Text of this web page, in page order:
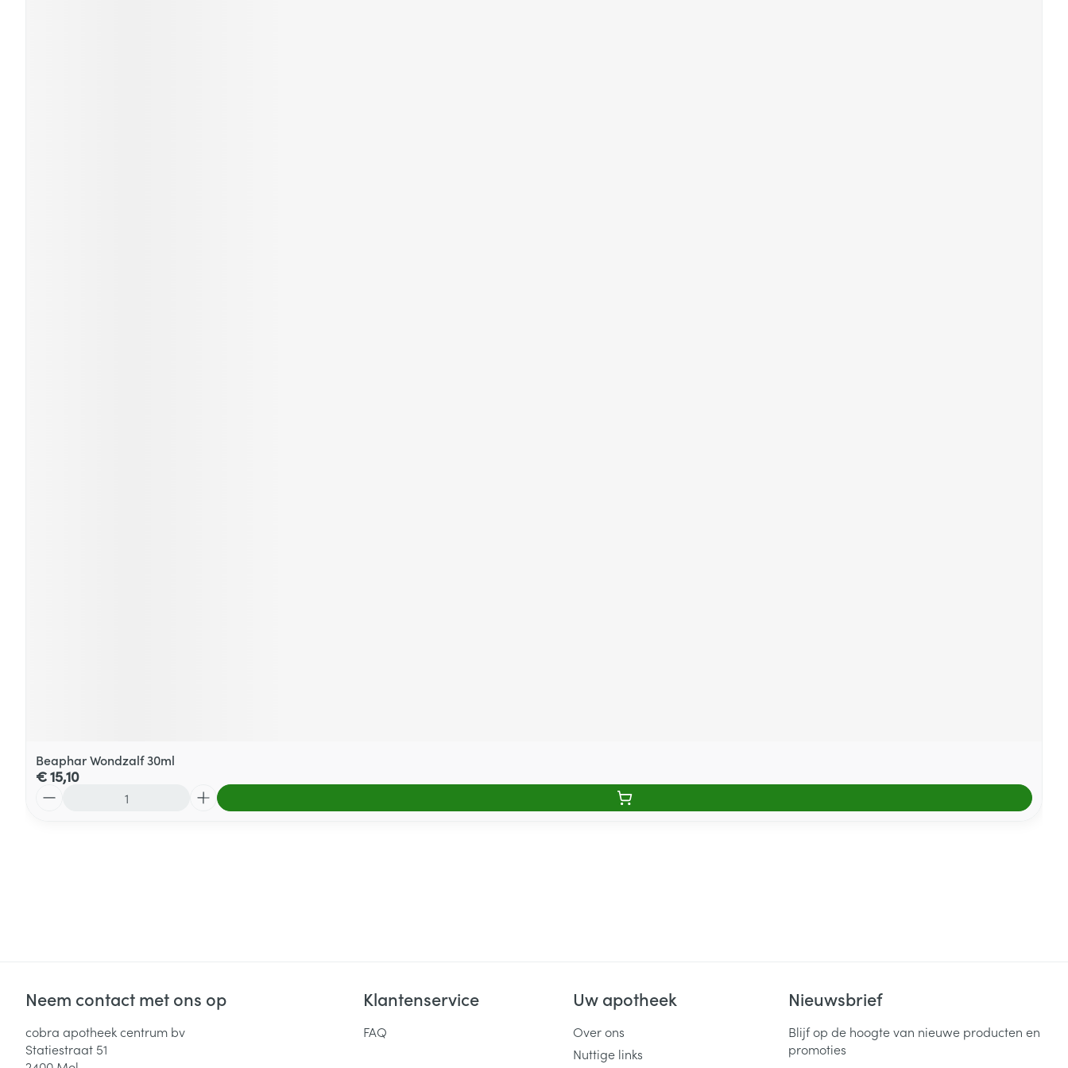
Beaphar Wondzalf 30ml
€ 15,10
Neem contact met ons op
cobra apotheek centrum bv
Statiestraat 51
Klantenservice
FAQ
Uw apotheek
Over ons
Nuttige links
Nieuwsbrief
Blijf op de hoogte van nieuwe producten en
promoties